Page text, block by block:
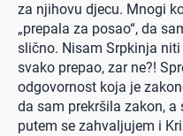
za njihovu djecu. Mnogi
„prepala za posao“, da
slično. Nisam Srpkinja
svako prepao, zar ne?!
odgovornost koja je
da sam prekršila zakon,
putem se zahvaljujem i